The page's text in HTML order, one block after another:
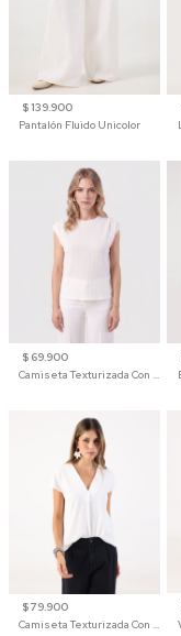
$ 139.900
Pantalón Fluido Unicolor
$ 69.900
Camiseta Texturizada Con Hombro Caído Para Mujer
$ 79.900
Camiseta Texturizada Con Cuello En V Para Mujer